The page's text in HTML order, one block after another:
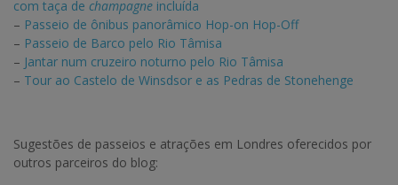
com taça de champagne incluída
– Passeio de ônibus panorâmico Hop-on Hop-Off
– Passeio de Barco pelo Rio Tâmisa
– Jantar num cruzeiro noturno pelo Rio Tâmisa
– Tour ao Castelo de Winsdsor e as Pedras de Stonehenge
Sugestões de passeios e atrações em Londres oferecidos por
outros parceiros do blog: